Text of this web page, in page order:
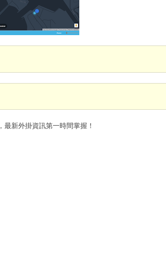
，最新外掛資訊第一時間掌握！